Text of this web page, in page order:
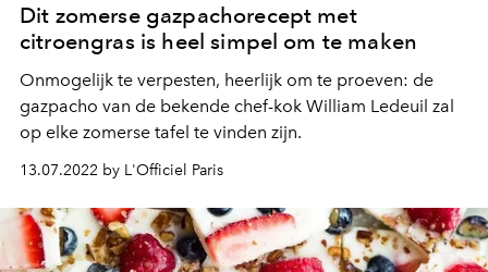
Dit zomerse gazpachorecept met
citroengras is heel simpel om te maken
Onmogelijk te verpesten, heerlijk om te proeven: de
gazpacho van de bekende chef-kok William Ledeuil zal
op elke zomerse tafel te vinden zijn.
13.07.2022 by L'Officiel Paris